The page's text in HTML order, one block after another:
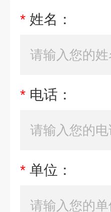
* 姓名：
* 电话：
* 单位：